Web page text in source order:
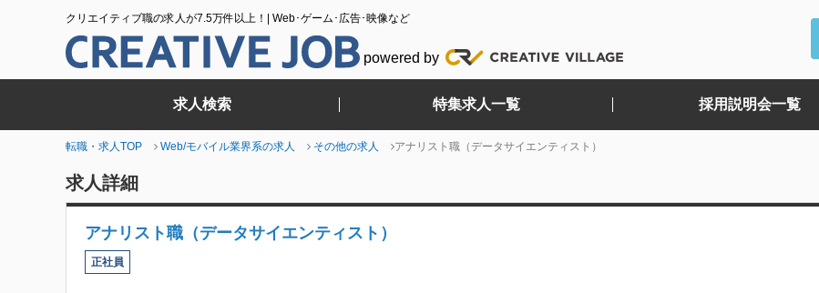
クリエイティブ職の求人が7.5万件以上！| Web･ゲーム･広告･映像など
powered by
求人検索 特集求人一覧 採用説明会一覧
転職・求人TOP Web/モバイル業界系の求人 その他の求人 アナリスト職（データサイエンティスト）
求人詳細
アナリスト職（データサイエンティスト）
正社員